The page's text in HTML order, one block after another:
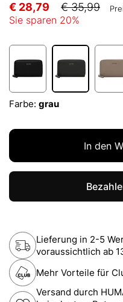
€ 28,79 € 35,99
Sie sparen 20%
Farbe: grau
In den
Lieferung in 2-5
voraussichtlich ab
Mehr Vorteile für
Versand durch